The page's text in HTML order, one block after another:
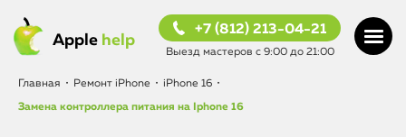
Apple help
+7 (812) 213-04-21
Выезд мастеров с 9:00 до 21:00
Главная • Ремонт iPhone • iPhone 16 •
Замена контроллера питания на Iphone 16